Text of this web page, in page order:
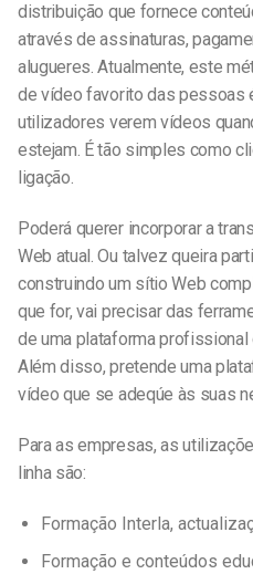
distribuição que fornece
através de assinaturas,
alugueres. Atualmente, este
de vídeo favorito das pessoas
utilizadores verem vídeos
estejam. É tão simples como
ligação.
Poderá querer incorporar a
Web atual. Ou talvez queira
construindo um sítio Web
que for, vai precisar das
de uma plataforma
Além disso, pretende uma
vídeo que se adeqúe às suas
Para as empresas, as
linha são:
Formação Interla,
Formação e conteúdos